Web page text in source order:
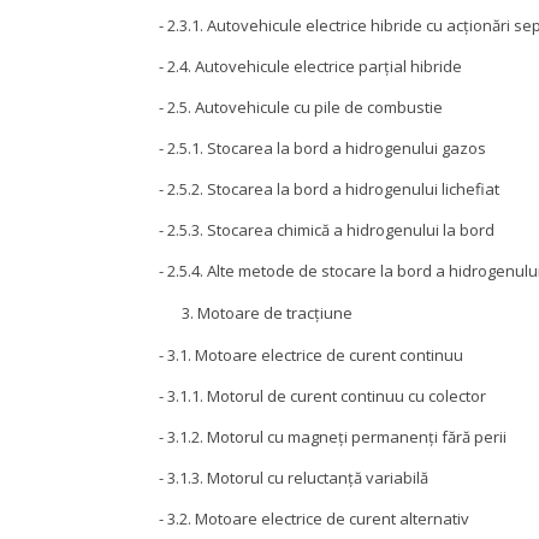
- 2.3.1. Autovehicule electrice hibride cu acționări
- 2.4. Autovehicule electrice parțial hibride
- 2.5. Autovehicule cu pile de combustie
- 2.5.1. Stocarea la bord a hidrogenului gazos
- 2.5.2. Stocarea la bord a hidrogenului lichefiat
- 2.5.3. Stocarea chimică a hidrogenului la bord
- 2.5.4. Alte metode de stocare la bord a hidrogenului
Motoare de tracțiune
- 3.1. Motoare electrice de curent continuu
- 3.1.1. Motorul de curent continuu cu colector
- 3.1.2. Motorul cu magneți permanenți fără perii
- 3.1.3. Motorul cu reluctanță variabilă
- 3.2. Motoare electrice de curent alternativ